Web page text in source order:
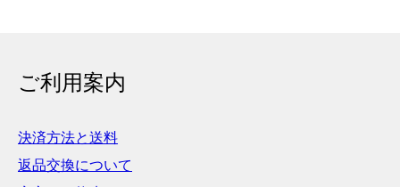
ご利用案内
決済方法と送料
返品交換について